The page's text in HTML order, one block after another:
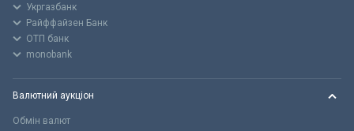
Укргазбанк
Райффайзен Банк
ОТП банк
monobank
Валютний аукціон
Обмін валют